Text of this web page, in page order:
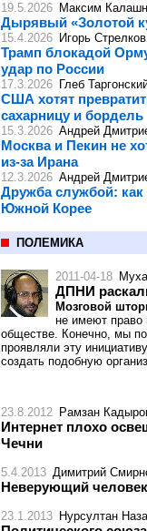
19.5.2026 Максим
Дырявый «Золотой
15.4.2026 Игорь Стрелков
Трамп блокадой
удар по России
17.3.2026 Глеб
США хотят
сахарницу и бордель
15.3.2026 Андрей
Москва и Пекин не
из-за Ирана
12.3.2026 Андрей
Дружба службой:
Южной Корее
ПОЛЕМИКА
2011-04-18
ДПНИ
Мозговой
не имеют право
обществе. Конечно, мы
проявляли эту
создать подобную
23.8.2012 Рамзан
Интернет плохо
Чечни
5.4.2013 Димитрий
Неверующий
23.1.2013 Нурсултан